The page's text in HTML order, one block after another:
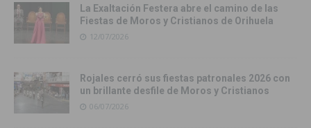
La Exaltación Festera abre el camino de las
Fiestas de Moros y Cristianos de Orihuela
12/07/2026
Rojales cerró sus fiestas patronales 2026 con
un brillante desfile de Moros y Cristianos
06/07/2026